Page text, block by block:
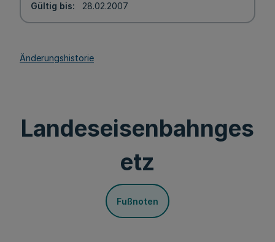
Gültig bis
28.02.2007
Änderungshistorie
Landeseisenbahnges
etz
Fußnoten